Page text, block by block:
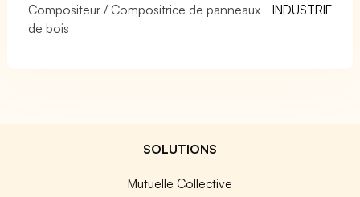
Compositeur / Compositrice de panneaux
de bois
INDUSTRIE
SOLUTIONS
Mutuelle Collective